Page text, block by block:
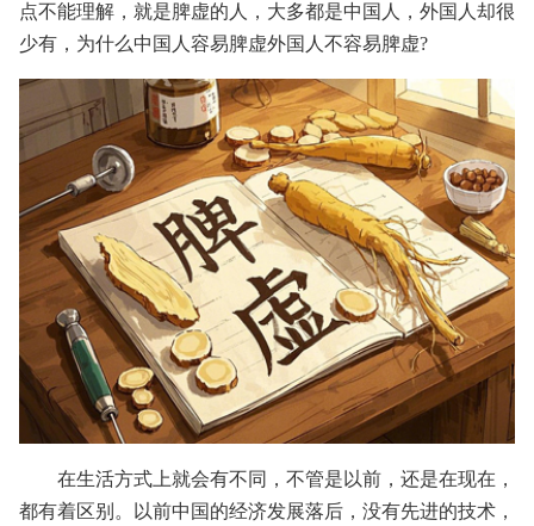
点不能理解，就是脾虚的人，大多都是中国人，外国人却很
少有，为什么中国人容易脾虚外国人不容易脾虚?
在生活方式上就会有不同，不管是以前，还是在现在，
都有着区别。以前中国的经济发展落后，没有先进的技术，